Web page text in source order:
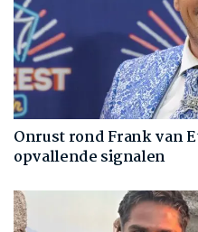
Onrust rond Frank van
opvallende signalen